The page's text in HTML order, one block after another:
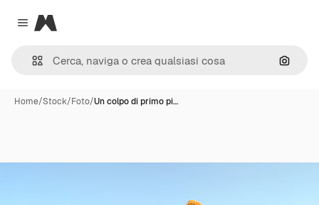
Close menu
Magnific
Cerca
Home/Stock/Foto/Un colpo di primo pi…